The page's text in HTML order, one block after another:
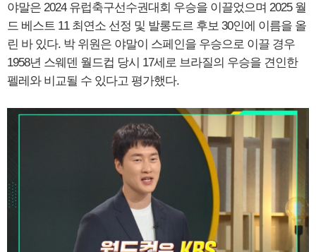
야말은 2024 유럽축구선수권대회 우승을 이끌었으며 2025 월
드 베스트 11 최연소 선정 및 발롱도르 후보 30인에 이름을 올
린 바 있다. 박 위원은 야말이 스페인을 우승으로 이끌 경우
1958년 스웨덴 월드컵 당시 17세로 브라질의 우승을 견인한
펠레와 비교될 수 있다고 평가했다.